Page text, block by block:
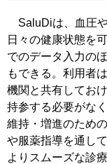
SaluDiは、血圧
日々の健康状態を
でのデータ入力の
もできる。利用者
機関と共有してお
持参する必要がな
維持・増進のため
や服薬指導を通し
よりスムーズな診